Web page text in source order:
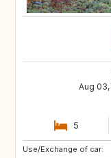
Aug
5
Use/Exchange of car:
SE